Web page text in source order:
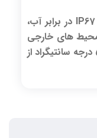
با بهره مندی از استانداردهای جهانی IP67 در برابر آب،
های خارجی
نیز مناسب است و دردمای 30- تا 50 درجه سانتیگراد از